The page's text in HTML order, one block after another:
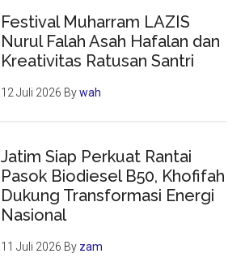
Festival Muharram LAZIS
Nurul Falah Asah Hafalan dan
Kreativitas Ratusan Santri
12 Juli 2026 Bywah
Jatim Siap Perkuat Rantai
Pasok Biodiesel B50, Khofifah
Dukung Transformasi Energi
Nasional
11 Juli 2026 By zam